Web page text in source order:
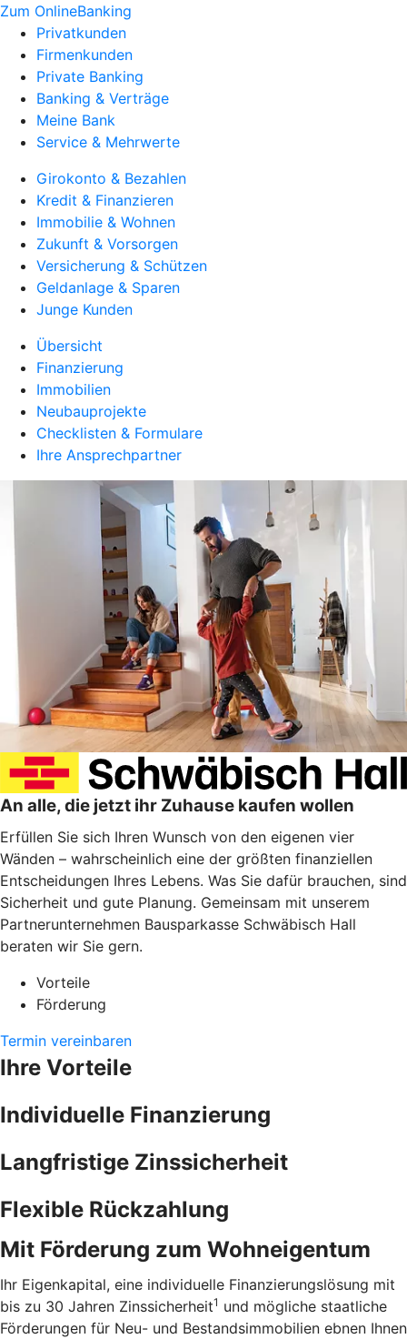
Zum OnlineBanking
Privatkunden
Firmenkunden
Private Banking
Banking & Verträge
Meine Bank
Service & Mehrwerte
Girokonto & Bezahlen
Kredit & Finanzieren
Immobilie & Wohnen
Zukunft & Vorsorgen
Versicherung & Schützen
Geldanlage & Sparen
Junge Kunden
Übersicht
Finanzierung
Immobilien
Neubauprojekte
Checklisten & Formulare
Ihre Ansprechpartner
An alle, die jetzt ihr Zuhause kaufen wollen
Erfüllen Sie sich Ihren Wunsch von den eigenen vier
Wänden – wahrscheinlich eine der größten finanziellen
Entscheidungen Ihres Lebens. Was Sie dafür brauchen, sind
Sicherheit und gute Planung. Gemeinsam mit unserem
Partnerunternehmen Bausparkasse Schwäbisch Hall
beraten wir Sie gern.
Vorteile
Förderung
Termin vereinbaren
Ihre Vorteile
Individuelle Finanzierung
Langfristige Zinssicherheit
Flexible Rückzahlung
Mit Förderung zum Wohneigentum
Ihr Eigenkapital, eine individuelle Finanzierungslösung mit
bis zu 30 Jahren Zinssicherheit1 und mögliche staatliche
Förderungen für Neu- und Bestandsimmobilien ebnen Ihnen